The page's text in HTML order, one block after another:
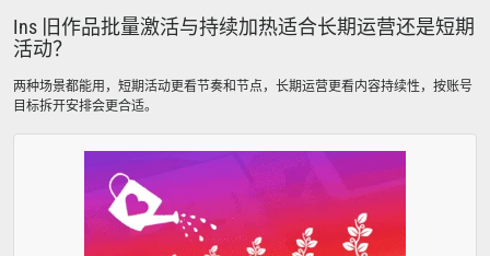
Ins 旧作品批量激活与持续加热适合长期运营还是短期
活动？
两种场景都能用，短期活动更看节奏和节点，长期运营更看内容持续性，按账号
目标拆开安排会更合适。